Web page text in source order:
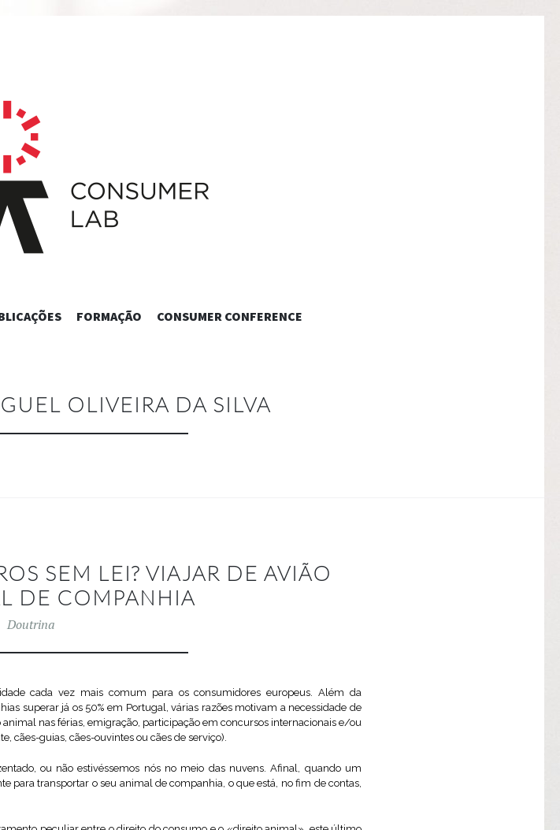
SKIP
FORMAÇÃO CONSUMER CONFERENCE
OLIVEIRA DA SILVA
SEM LEI? VIAJAR DE AVIÃO
DE COMPANHIA
Doutrina
cada vez mais comum para os consumidores europeus. Além da
superar já os 50% em Portugal, várias razões motivam a necessidade de
nas férias, emigração, participação em concursos internacionais e/ou
cães-guias, cães-ouvintes ou cães de serviço).
ou não estivéssemos nós no meio das nuvens. Afinal, quando um
para transportar o seu animal de companhia, o que está, no fim de contas,